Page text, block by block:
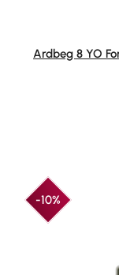
Durchschnittliche
Ardbeg 8 YO
-10%